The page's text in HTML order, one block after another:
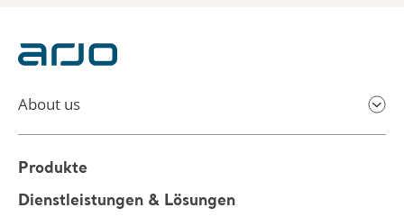
About us
Produkte
Dienstleistungen & Lösungen